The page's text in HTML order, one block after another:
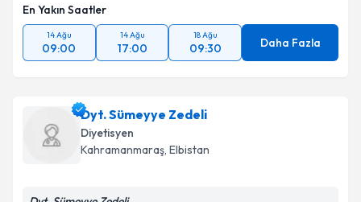
Takvim Talebini Gönder
En Yakın Saatler
14 Ağu
09:00
14 Ağu
17:00
18 Ağu
09:30 Daha Fazla
Dyt. Sümeyye Zedeli
Diyetisyen
Kahramanmaraş, Elbistan